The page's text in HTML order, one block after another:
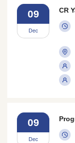
09
Dec
09
Dec